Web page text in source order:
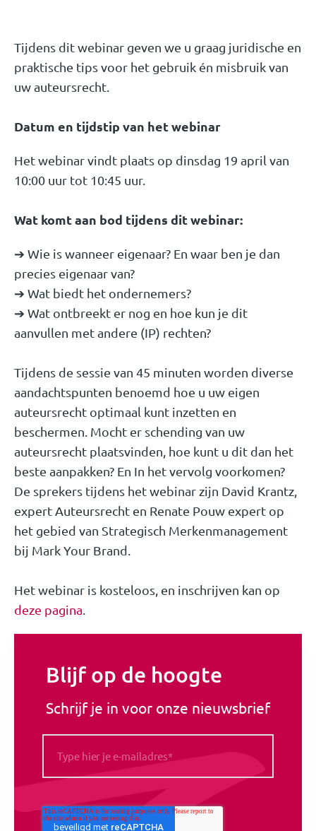
Tijdens dit webinar geven we u graag juridische en
praktische tips voor het gebruik én misbruik van
uw auteursrecht.
Datum en tijdstip van het webinar
Het webinar vindt plaats op dinsdag 19 april van
10:00 uur tot 10:45 uur.
Wat komt aan bod tijdens dit webinar:
➔ Wie is wanneer eigenaar? En waar ben je dan
precies eigenaar van?
➔ Wat biedt het ondernemers?
➔ Wat ontbreekt er nog en hoe kun je dit
aanvullen met andere (IP) rechten?
Tijdens de sessie van 45 minuten worden diverse
aandachtspunten benoemd hoe u uw eigen
auteursrecht optimaal kunt inzetten en
beschermen. Mocht er schending van uw
auteursrecht plaatsvinden, hoe kunt u dit dan het
beste aanpakken? En In het vervolg voorkomen?
De sprekers tijdens het webinar zijn David Krantz,
expert Auteursrecht en Renate Pouw expert op
het gebied van Strategisch Merkenmanagement
bij Mark Your Brand.
Het webinar is kosteloos, en inschrijven kan op
deze pagina
Blijf op de hoogte
Schrijf je in voor onze nieuwsbrief